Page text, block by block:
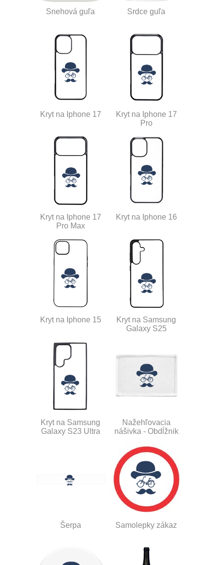
Snehová guľa Srdce guľa
Kryt na Iphone 17
Kryt na Iphone 17
Pro
Kryt na Iphone 17
Pro Max
Kryt na Iphone 16
Kryt na Iphone 15
Kryt na Samsung
Galaxy S25
Kryt na Samsung
Galaxy S23 Ultra
Nažehľovacia
nášivka - Obdĺžnik
Šerpa Samolepky zákaz